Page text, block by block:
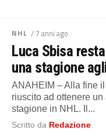
NHL / 7 anni ago
Luca Sbisa
una stagione
ANAHEIM – Alla fine
riuscito ad ottenere
stagione in NHL. Il...
Scritto da Redazione